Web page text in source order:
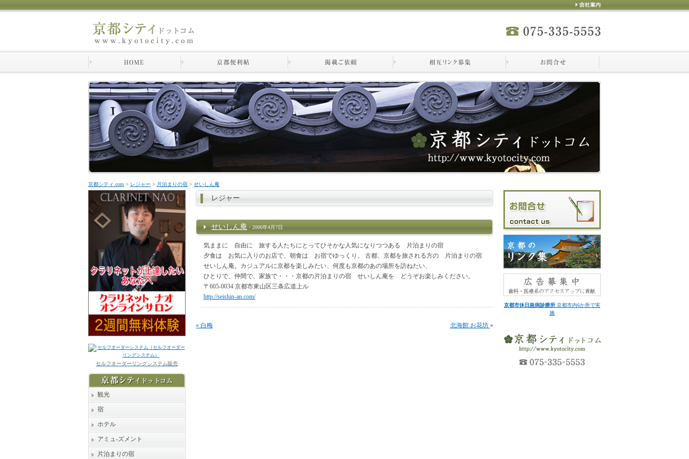
京都シティ.com > レジャー > 片泊まりの宿 > せいしん庵
レジャー
せいしん庵 ・2006年4月7日
気ままに 自由に 旅する人たちにとってひそかな人気になりつつある 片泊まりの宿
夕食は お気に入りのお店で、朝食は お宿でゆっくり。 古都、京都を旅される方の 片泊まりの宿
せいしん庵。カジュアルに京都を楽しみたい、何度も京都のあの場所を訪ねたい、
ひとりで、仲間で、家族で・・・京都の片泊まりの宿 せいしん庵を どうぞお楽しみください。
〒605-0034 京都市東山区三条広道上ル
http://seishin-an.com/
« 白梅 北海館 お花坊 »
セルフオーダーリングシステム販売
観光
宿
ホテル
アミュ-ズメント
片泊まりの宿
京都市休日急病診療所 京都市内6か所で実
施